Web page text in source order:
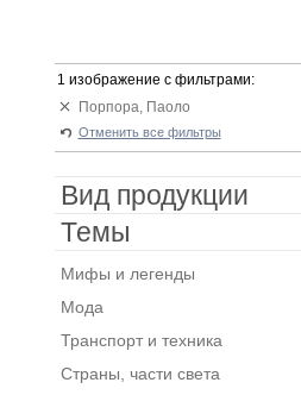
1 изображение с фильтрами:
Порпора, Паоло
Отменить все фильтры
Вид продукции
Темы
Мифы и легенды
Мода
Транспорт и техника
Страны, части света